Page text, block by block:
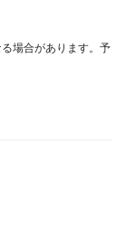
場合があります。予